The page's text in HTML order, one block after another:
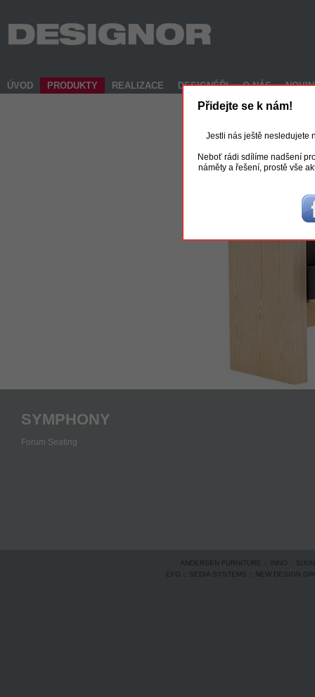
ÚVOD PRODUKTY REALIZACE DESIGNÉŘI O NÁS
SYMPHONY
Forum Seating
ANDERSEN FURNITURE :: INNO ::
EFG :: SEDIA SYSTEMS :: NEW DESIGN
Přidejte se k nám!
Jestli nás ještě nesledujete
Neboť rádi sdílíme nadšení
náměty a řešení, prostě vše